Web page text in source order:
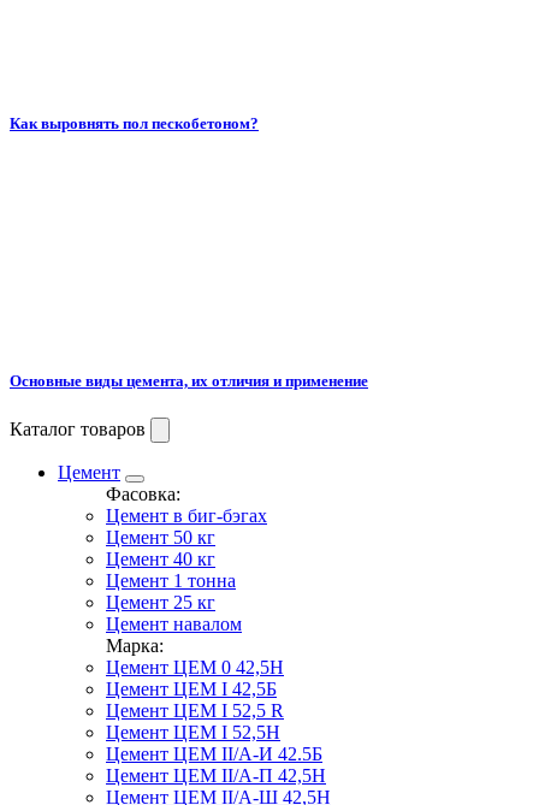
Как выровнять пол пескобетоном?
Основные виды цемента, их отличия и применение
Каталог товаров
Цемент
Фасовка:
Цемент в биг-бэгах
Цемент 50 кг
Цемент 40 кг
Цемент 1 тонна
Цемент 25 кг
Цемент навалом
Марка:
Цемент ЦЕМ 0 42,5Н
Цемент ЦЕМ I 42,5Б
Цемент ЦЕМ I 52,5 R
Цемент ЦЕМ I 52,5Н
Цемент ЦЕМ II/А-И 42.5Б
Цемент ЦЕМ II/А-П 42,5Н
Цемент ЦЕМ II/А-Ш 42,5Н